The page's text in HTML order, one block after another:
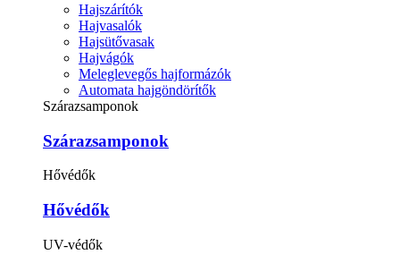
Hajszárítók
Hajvasalók
Hajsütővasak
Hajvágók
Meleglevegős hajformázók
Automata hajgöndörítők
Szárazsamponok
Szárazsamponok
Hővédők
Hővédők
UV-védők